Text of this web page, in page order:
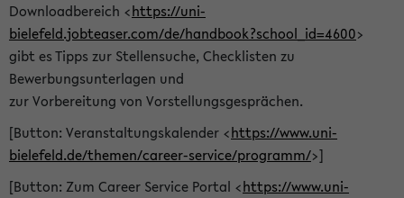
Downloadbereich <https://uni-
bielefeld.jobteaser.com/de/handbook?school_id=4600>
gibt es Tipps zur Stellensuche, Checklisten zu
Bewerbungsunterlagen und
zur Vorbereitung von Vorstellungsgesprächen.
[Button: Veranstaltungskalender <https://www.uni-
bielefeld.de/themen/career-service/programm/>]
[Button: Zum Career Service Portal <https://www.uni-